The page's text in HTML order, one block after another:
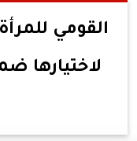
القومي
لاختيارها